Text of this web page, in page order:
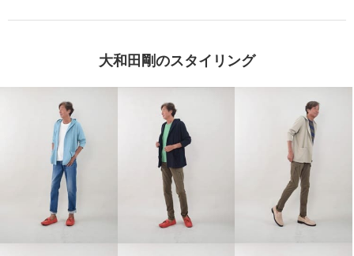
大和田剛のスタイリング